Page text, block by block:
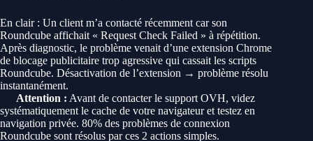
En clair : Un client m’a contacté récemment car son
Roundcube affichait « Request Check Failed » à répétition.
Après diagnostic, le problème venait d’une extension Chrome
de blocage publicitaire trop agressive qui cassait les scripts
Roundcube. Désactivation de l’extension → problème résolu
instantanément.
Attention : Avant de contacter le support OVH, videz
systématiquement le cache de votre navigateur et testez en
navigation privée. 80% des problèmes de connexion
Roundcube sont résolus par ces 2 actions simples.